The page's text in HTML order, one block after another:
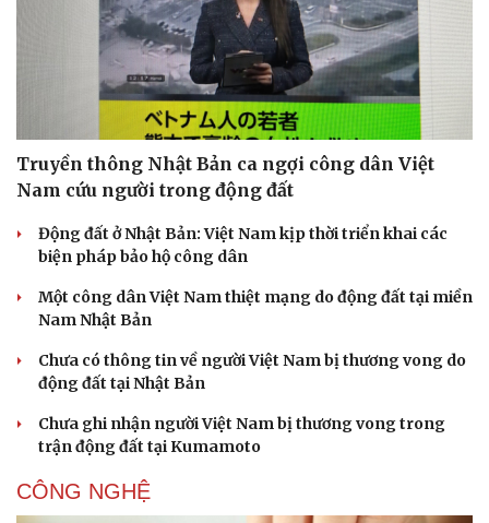
Truyền thông Nhật Bản ca ngợi công dân Việt
Nam cứu người trong động đất
Động đất ở Nhật Bản: Việt Nam kịp thời triển khai các
biện pháp bảo hộ công dân
Một công dân Việt Nam thiệt mạng do động đất tại miền
Nam Nhật Bản
Chưa có thông tin về người Việt Nam bị thương vong do
động đất tại Nhật Bản
Chưa ghi nhận người Việt Nam bị thương vong trong
trận động đất tại Kumamoto
CÔNG NGHỆ